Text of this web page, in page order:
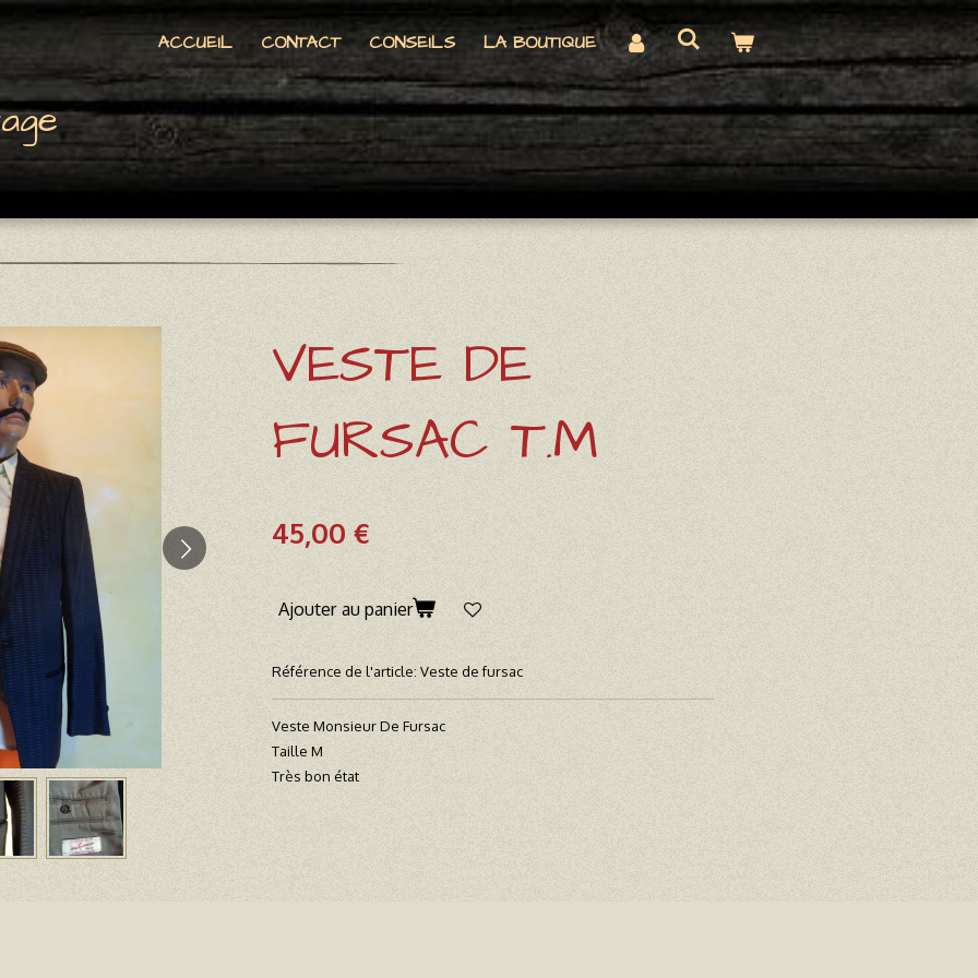
ACCUEIL CONTACT CONSEILS LA BOUTIQUE
VESTE DE
FURSAC T.M
45,00 €
Ajouter au panier
Référence de l'article: Veste de fursac
Veste Monsieur De Fursac
Taille M
Très bon état